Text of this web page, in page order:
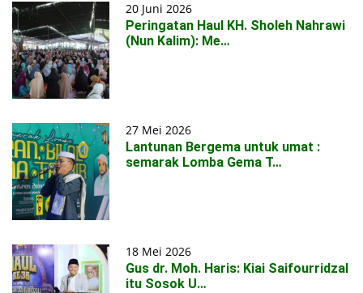
20 Juni 2026
Peringatan Haul KH. Sholeh Nahrawi
(Nun Kalim): Me…
27 Mei 2026
Lantunan Bergema untuk umat :
semarak Lomba Gema T…
18 Mei 2026
Gus dr. Moh. Haris: Kiai Saifourridzal
itu Sosok U…